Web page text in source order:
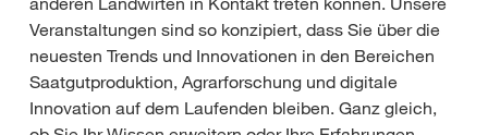
Veranstaltungen sind so konzipiert, dass Sie über die
neuesten Trends und Innovationen in den Bereichen
Saatgutproduktion, Agrarforschung und digitale
Innovation auf dem Laufenden bleiben. Ganz gleich,